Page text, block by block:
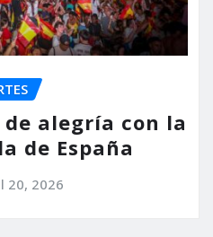
alegría con la
de España
20, 2026